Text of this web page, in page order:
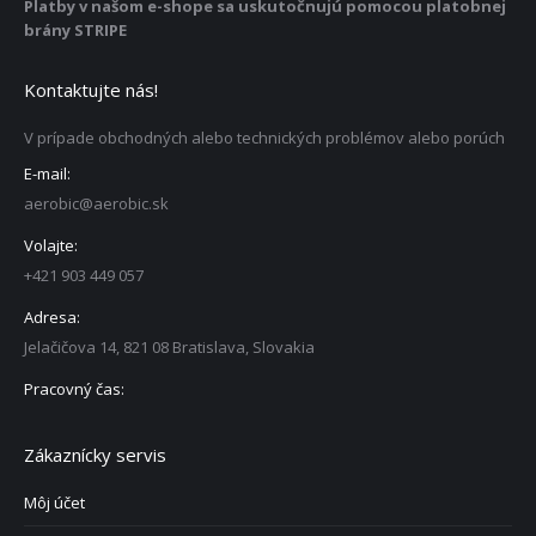
Platby v našom e-shope sa uskutočnujú pomocou platobnej
brány STRIPE
Kontaktujte nás!
V prípade obchodných alebo technických problémov alebo porúch
E-mail:
aerobic@aerobic.sk
Volajte:
+421 903 449 057
Adresa:
Jelačičova 14, 821 08 Bratislava, Slovakia
Pracovný čas:
Zákaznícky servis
Môj účet